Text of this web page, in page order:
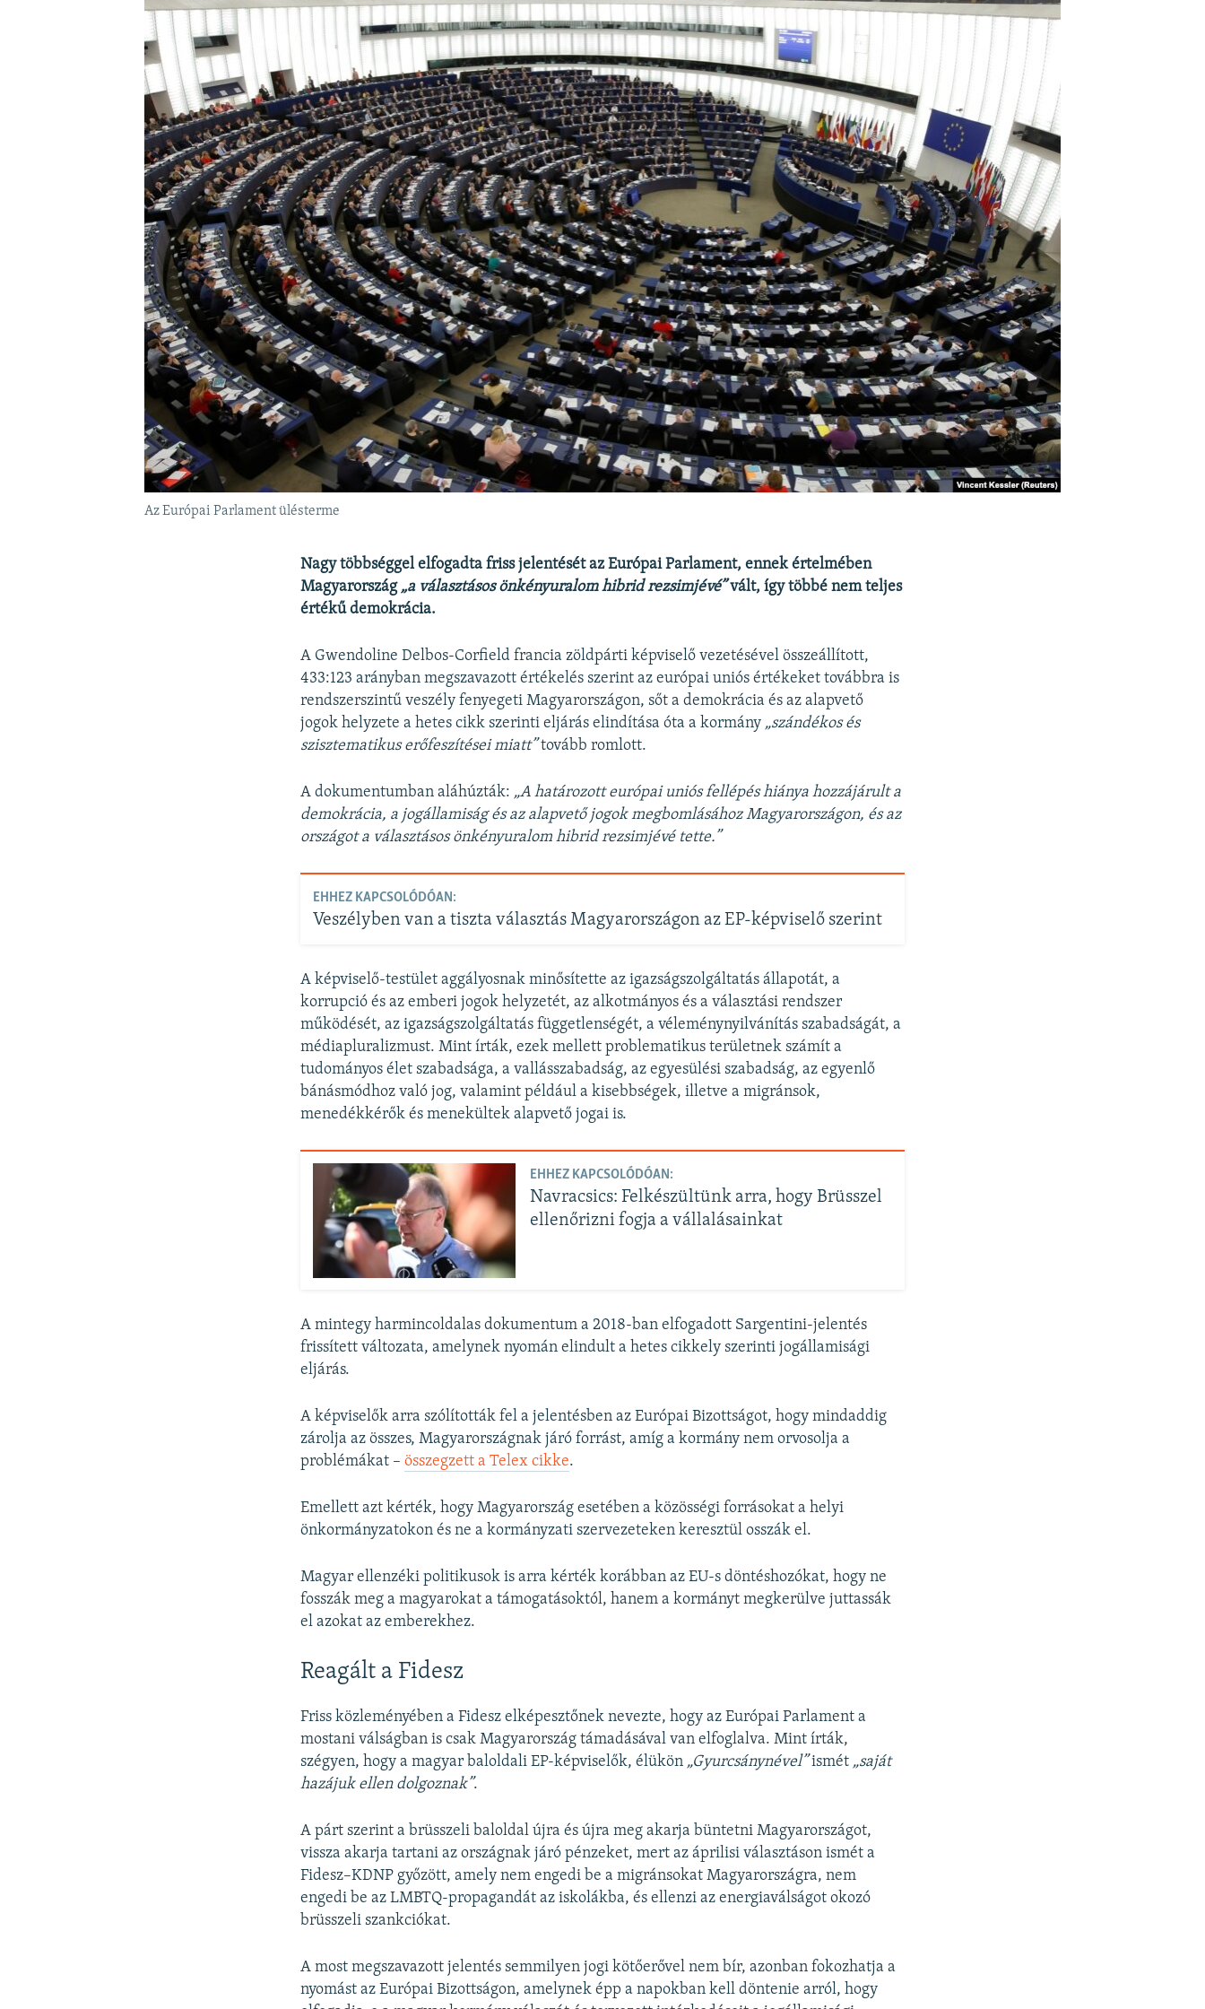
A MÚLT TANULSÁGAI
Az Európai Parlament ülésterme
Nagy többséggel elfogadta friss jelentését az Európai Parlament, ennek értelmében
Magyarország „a választásos önkényuralom hibrid rezsimjévé”vált, így többé nem teljes
értékű demokrácia.
A Gwendoline Delbos-Corfield francia zöldpárti képviselő vezetésével összeállított,
433:123 arányban megszavazott értékelés szerint az európai uniós értékeket továbbra is
rendszerszintű veszély fenyegeti Magyarországon, sőt a demokrácia és az alapvető
jogok helyzete a hetes cikk szerinti eljárás elindítása óta a kormány „szándékos és
szisztematikus erőfeszítései miatt”tovább romlott.
A dokumentumban aláhúzták: „A határozott európai uniós fellépés hiánya hozzájárult a
demokrácia, a jogállamiság és az alapvető jogok megbomlásához Magyarországon, és az
országot a választásos önkényuralom hibrid rezsimjévé tette.”
EHHEZ KAPCSOLÓDÓAN:
Veszélyben van a tiszta választás Magyarországon az EP-képviselő szerint
A képviselő-testület aggályosnak minősítette az igazságszolgáltatás állapotát, a
korrupció és az emberi jogok helyzetét, az alkotmányos és a választási rendszer
működését, az igazságszolgáltatás függetlenségét, a véleménynyilvánítás szabadságát, a
médiapluralizmust. Mint írták, ezek mellett problematikus területnek számít a
tudományos élet szabadsága, a vallásszabadság, az egyesülési szabadság, az egyenlő
bánásmódhoz való jog, valamint például a kisebbségek, illetve a migránsok,
menedékkérők és menekültek alapvető jogai is.
EHHEZ KAPCSOLÓDÓAN:
Navracsics: Felkészültünk arra, hogy Brüsszel
ellenőrizni fogja a vállalásainkat
A mintegy harmincoldalas dokumentum a 2018-ban elfogadott Sargentini-jelentés
frissített változata, amelynek nyomán elindult a hetes cikkely szerinti jogállamisági
eljárás.
A képviselők arra szólították fel a jelentésben az Európai Bizottságot, hogy mindaddig
zárolja az összes, Magyarországnak járó forrást, amíg a kormány nem orvosolja a
problémákat –összegzett a Telex cikke.
Emellett azt kérték, hogy Magyarország esetében a közösségi forrásokat a helyi
önkormányzatokon és ne a kormányzati szervezeteken keresztül osszák el.
Magyar ellenzéki politikusok is arra kérték korábban az EU-s döntéshozókat, hogy ne
fosszák meg a magyarokat a támogatásoktól, hanem a kormányt megkerülve juttassák
el azokat az emberekhez.
Reagált a Fidesz
Friss közleményében a Fidesz elképesztőnek nevezte, hogy az Európai Parlament a
mostani válságban is csak Magyarország támadásával van elfoglalva. Mint írták,
szégyen, hogy a magyar baloldali EP-képviselők, élükön „Gyurcsánynével”ismét „saját
hazájuk ellen dolgoznak”.
A párt szerint a brüsszeli baloldal újra és újra meg akarja büntetni Magyarországot,
vissza akarja tartani az országnak járó pénzeket, mert az áprilisi választáson ismét a
Fidesz–KDNP győzött, amely nem engedi be a migránsokat Magyarországra, nem
engedi be az LMBTQ-propagandát az iskolákba, és ellenzi az energiaválságot okozó
brüsszeli szankciókat.
A most megszavazott jelentés semmilyen jogi kötőerővel nem bír, azonban fokozhatja a
nyomást az Európai Bizottságon, amelynek épp a napokban kell döntenie arról, hogy